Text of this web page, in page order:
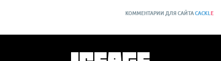
КОММЕНТАРИИ ДЛЯ САЙТАCACKLE